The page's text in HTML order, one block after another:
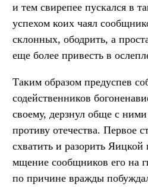
и тем свирепее пускался в
успехом коих чаял
склонных, ободрить, а
еще более привесть в
Таким образом предуспев
содейственников
своему, дерзнул обще с
противу отечества. Первое
схватить и разорить Яицкой
мщение сообщников его на
по причине вражды